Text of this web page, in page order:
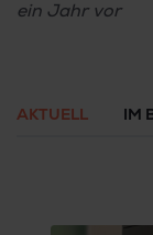
konform ist
ein Jahrvor
AKTUELL IM